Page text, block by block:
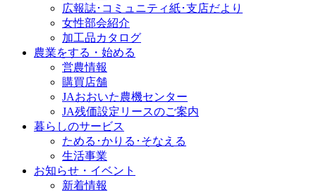
広報誌･コミュニティ紙･支店だより
女性部会紹介
加工品カタログ
農業をする・始める
営農情報
購買店舗
JAおおいた農機センター
JA残価設定リースのご案内
暮らしのサービス
ためる･かりる･そなえる
生活事業
お知らせ・イベント
新着情報